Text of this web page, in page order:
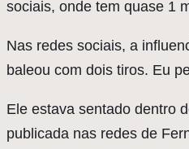
sociais, onde tem quase 1
Nas redes sociais, a
baleou com dois tiros. Eu
Ele estava sentado dentro
publicada nas redes de